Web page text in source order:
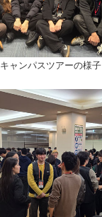
キャンパスツアーの様子